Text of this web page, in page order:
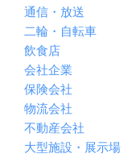
通信・放送
二輪・自転車
飲食店
会社企業
保険会社
物流会社
不動産会社
大型施設・展示場